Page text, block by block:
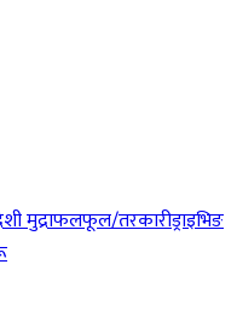
मुद्राफलफूल/तरकारीड्राइभिङ